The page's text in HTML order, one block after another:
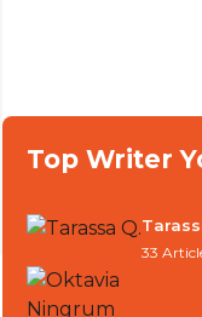
Top Writer
33